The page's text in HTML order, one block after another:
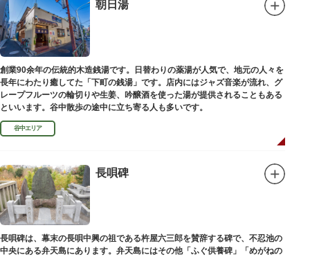
朝日湯
創業90余年の伝統的木造銭湯です。日替わりの薬湯が人気で、地元の人々を
長年にわたり癒してた「下町の銭湯」です。店内にはジャズ音楽が流れ、グ
レープフルーツの輪切りや生姜、吟醸酒を使った湯が提供されることもある
といいます。谷中散歩の途中に立ち寄る人も多いです。
谷中エリア
長唄碑
長唄碑は、幕末の長唄中興の祖である杵屋六三郎を賛辞する碑で、不忍池の
中央にある弁天島にあります。弁天島にはその他「ふぐ供養碑」「めがねの